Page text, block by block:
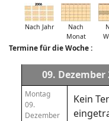
Nach Jahr
Nach
Monat
Termine für die Woche :
09. Dezember
Montag
09.
Dezember
Kein